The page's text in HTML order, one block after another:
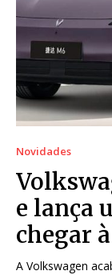
Novidades
e lança
chegar
A Volkswagen